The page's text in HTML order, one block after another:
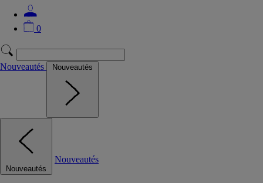
0
Nouveautés Nouveautés
Nouveautés
Nouveautés